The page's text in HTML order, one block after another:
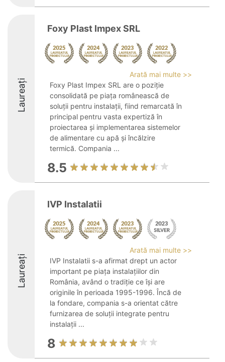
Laureați
Foxy Plast Impex SRL
Arată mai multe >>
Foxy Plast Impex SRL are o poziție
consolidată pe piața românească de
soluții pentru instalații, fiind remarcată în
principal pentru vasta expertiză în
proiectarea și implementarea sistemelor
de alimentare cu apă și încălzire
termică. Compania ...
8.5
Laureați
IVP Instalatii
Arată mai multe >>
IVP Instalatii s-a afirmat drept un actor
important pe piața instalațiilor din
România, având o tradiție ce își are
originile în perioada 1995-1996. Încă de
la fondare, compania s-a orientat către
furnizarea de soluții integrate pentru
instalații ...
8